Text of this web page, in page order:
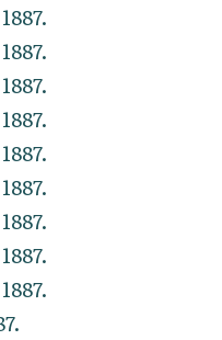
1887.
1887.
1887.
1887.
1887.
1887.
1887.
1887.
1887.